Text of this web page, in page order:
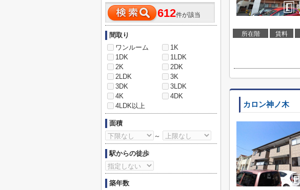
所在階 賃料
カロン神ノ木
612件が該当
間取り
ワンルーム
1K
1DK
1LDK
2K
2DK
2LDK
3K
3DK
3LDK
4K
4DK
4LDK以上
面積
～
駅からの徒歩
築年数